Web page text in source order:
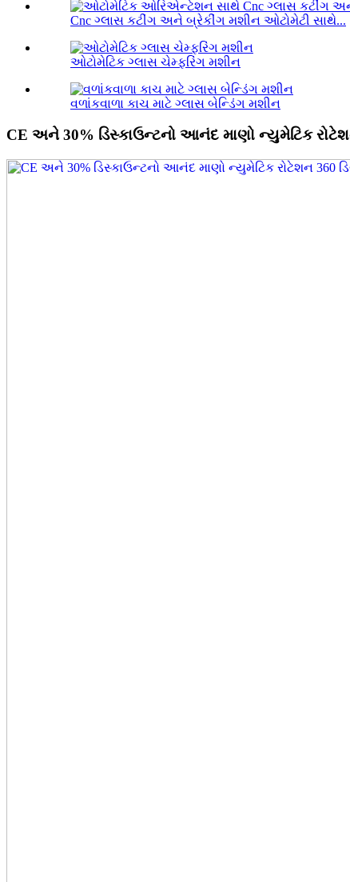
Cnc ગ્લાસ કટીંગ અને બ્રેકીંગ મશીન ઓટોમેટી સાથે...
ઓટોમેટિક ગ્લાસ ચેમ્ફરિંગ મશીન
વળાંકવાળા કાચ માટે ગ્લાસ બેન્ડિંગ મશીન
CE અને 30% ડિસ્કાઉન્ટનો આનંદ માણો ન્યુમેટિક